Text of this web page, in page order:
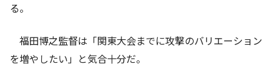
る。
福田博之監督は「関東大会までに攻撃のバリエーション
を増やしたい」と気合十分だ。